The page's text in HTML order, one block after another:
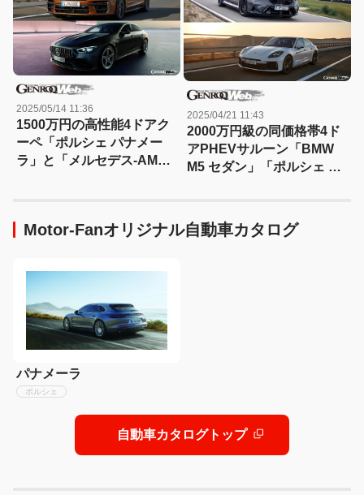
2025/05/14 11:36
1500万円の高性能4ドアク
ーペ「ポルシェ パナメー
ラ」と「メルセデス-AMG
2025/04/21 11:43
2000万円級の同価格帯4ド
アPHEVサルーン「BMW
M5 セダン」「ポルシェ パ
Motor-Fanオリジナル自動車カタログ
パナメーラ
ポルシェ
自動車カタログトップ